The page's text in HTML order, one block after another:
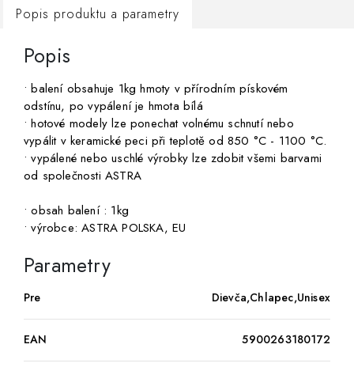
Popis produktu a parametry
Popis
• balení obsahuje 1kg hmoty v přírodním pískovém
odstínu, po vypálení je hmota bílá
• hotové modely lze ponechat volnému schnutí nebo
vypálit v keramické peci při teplotě od 850 °C - 1100 °C.
• vypálené nebo uschlé výrobky lze zdobit všemi barvami
od společnosti ASTRA
• obsah balení : 1kg
• výrobce: ASTRA POLSKA, EU
Parametry
Pre Dievča,Chlapec,Unisex
EAN 5900263180172